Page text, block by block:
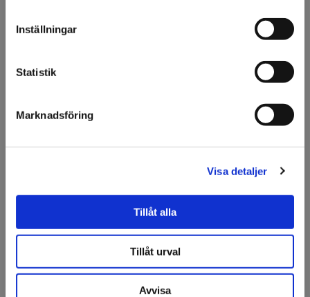
Inställningar
Statistik
Marknadsföring
Visa detaljer
Tillåt alla
Tillåt urval
Avvisa
Relaterade produkter